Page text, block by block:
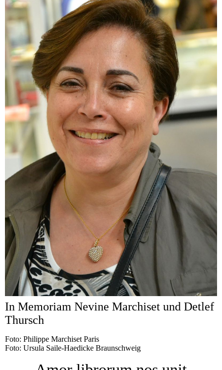
In Memoriam Nevine Marchiset und Detlef
Thursch
Foto: Philippe Marchiset Paris
Foto: Ursula Saile-Haedicke Braunschweig